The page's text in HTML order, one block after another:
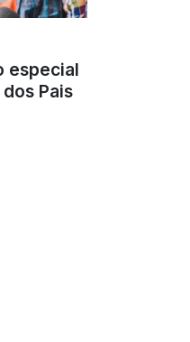
especial
Pais